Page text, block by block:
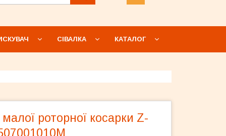
СІВАЛКА КАТАЛОГ
роторної косарки Z-